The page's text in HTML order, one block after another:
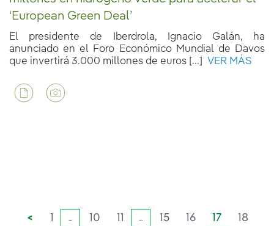
‘European Green Deal’
El presidente de Iberdrola, Ignacio Galán, ha
anunciado en el Foro Económico Mundial de Davos
que invertirá 3.000 millones de euros [...]
VER MÁS
< 1 ... 10 11 ... 15 16 17 18